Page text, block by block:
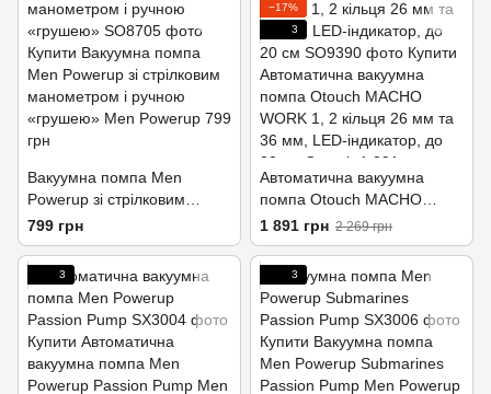
Вакуумна помпа Men
Powerup зі стрілковим
манометром і ручною
«грушею»
799 грн
−17%
3
Автоматична вакуумна
помпа Otouch MACHO
WORK 1, 2 кільця 26 мм та
36 мм, LED-індикатор, до
20 см
1 891 грн 2 269 грн
3 3